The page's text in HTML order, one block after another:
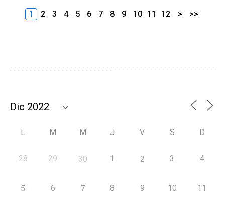
1 2 3 4 5 6 7 8 9 10 11 12 > >>
L M M J V S D
28 29 30 1 2 3 4
5 6 7 8 9 10 11